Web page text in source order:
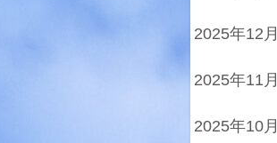
2025年12月
2025年11月
2025年10月